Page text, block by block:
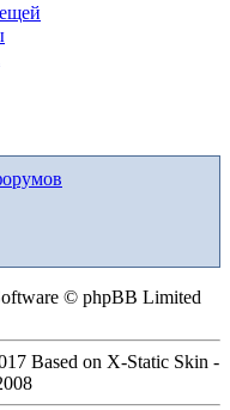
© phpBB Limited
Based on X-Static Skin -